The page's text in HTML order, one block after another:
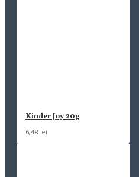
Kinder Joy 20g
6,48 lei